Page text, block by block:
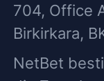
704, Office
Birkirkara,
NetBet